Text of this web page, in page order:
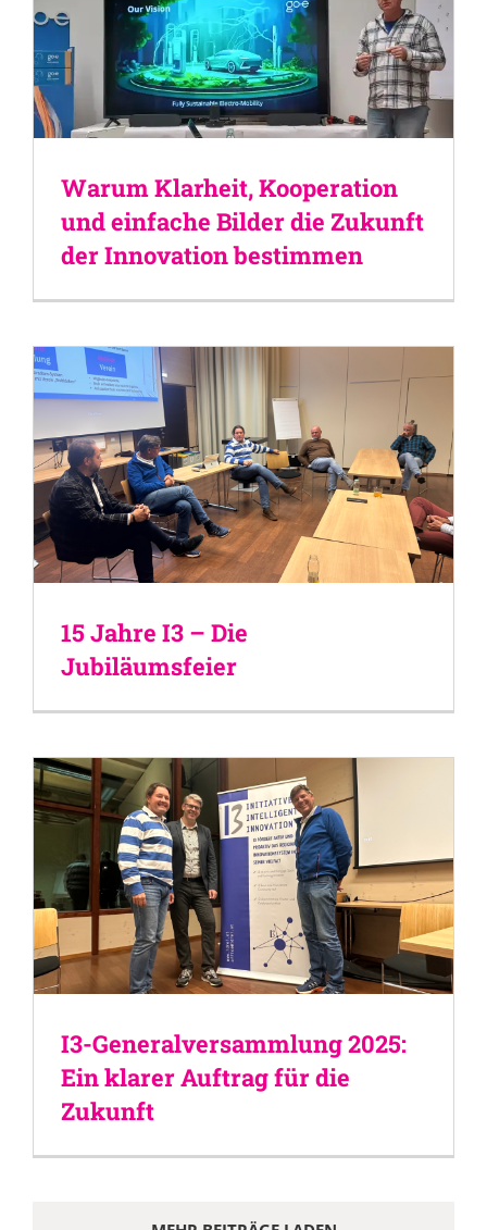
Warum Klarheit, Kooperation
und einfache Bilder die Zukunft
der Innovation bestimmen
15 Jahre I3 – Die
Jubiläumsfeier
I3-Generalversammlung 2025:
Ein klarer Auftrag für die
Zukunft